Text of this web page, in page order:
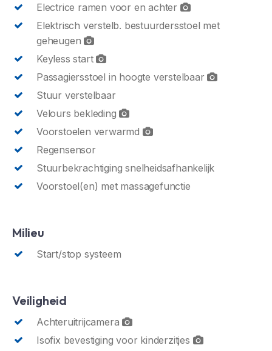
Electrice ramen voor en achter
Elektrisch verstelb. bestuurdersstoel met
geheugen
Keyless start
Passagiersstoel in hoogte verstelbaar
Stuur verstelbaar
Velours bekleding
Voorstoelen verwarmd
Regensensor
Stuurbekrachtiging snelheidsafhankelijk
Voorstoel(en) met massagefunctie
Milieu
Start/stop systeem
Veiligheid
Achteruitrijcamera
Isofix bevestiging voor kinderzitjes